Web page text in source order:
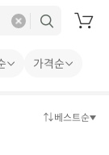
제
가격순
정베스트순